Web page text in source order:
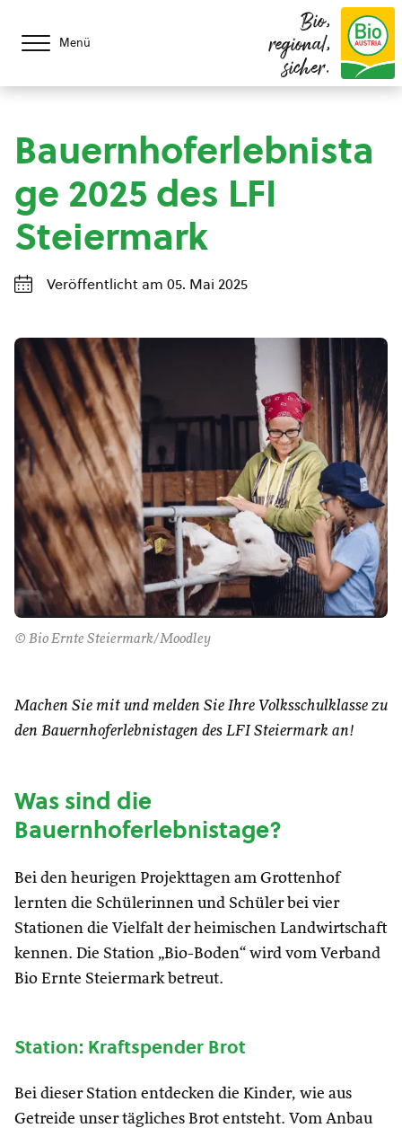
Menü
Bio,
regional,
sicher.
Bauernhoferlebnista
ge 2025 des LFI
Steiermark
Veröffentlicht am 05. Mai 2025
© Bio Ernte Steiermark/Moodley
Machen Sie mit und melden Sie Ihre Volksschulklasse zu
den Bauernhoferlebnistagen des LFI Steiermark an!
Was sind die
Bauernhoferlebnistage?
Bei den heurigen Projekttagen am Grottenhof
lernten die Schülerinnen und Schüler bei vier
Stationen die Vielfalt der heimischen Landwirtschaft
kennen. Die Station „Bio-Boden“ wird vom Verband
Bio Ernte Steiermark betreut.
Station: Kraftspender Brot
Bei dieser Station entdecken die Kinder, wie aus
Getreide unser tägliches Brot entsteht. Vom Anbau